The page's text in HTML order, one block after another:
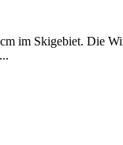
im Skigebiet. Die